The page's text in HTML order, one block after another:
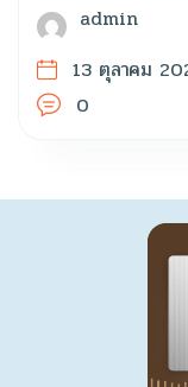
admin
13 ตุลาคม
0